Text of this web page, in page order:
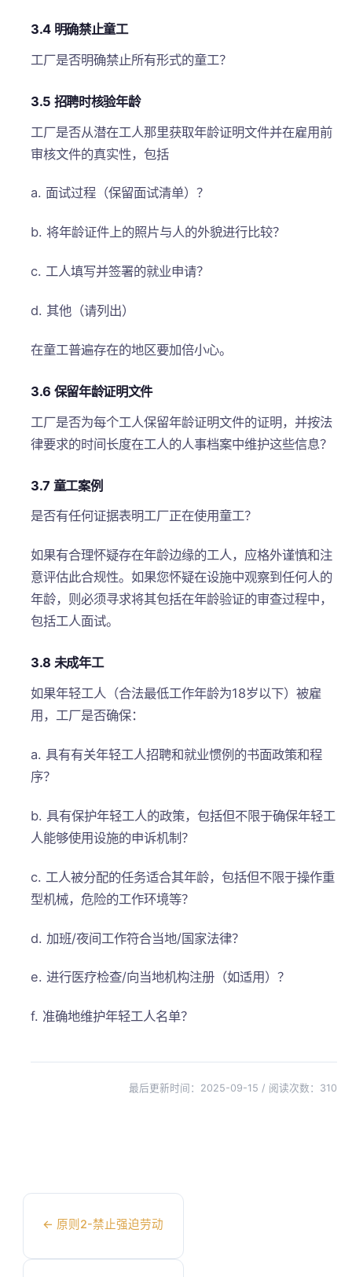
3.4 明确禁止童工
工厂是否明确禁止所有形式的童工？
3.5 招聘时核验年龄
工厂是否从潜在工人那里获取年龄证明文件并在雇用前
审核文件的真实性，包括
a. 面试过程（保留面试清单）？
b. 将年龄证件上的照片与人的外貌进行比较？
c. 工人填写并签署的就业申请？
d. 其他（请列出）
在童工普遍存在的地区要加倍小心。
3.6 保留年龄证明文件
工厂是否为每个工人保留年龄证明文件的证明，并按法
律要求的时间长度在工人的人事档案中维护这些信息？
3.7 童工案例
是否有任何证据表明工厂正在使用童工？
如果有合理怀疑存在年龄边缘的工人，应格外谨慎和注
意评估此合规性。如果您怀疑在设施中观察到任何人的
年龄，则必须寻求将其包括在年龄验证的审查过程中，
包括工人面试。
3.8 未成年工
如果年轻工人（合法最低工作年龄为18岁以下）被雇
用，工厂是否确保：
a. 具有有关年轻工人招聘和就业惯例的书面政策和程
序？
b. 具有保护年轻工人的政策，包括但不限于确保年轻工
人能够使用设施的申诉机制？
c. 工人被分配的任务适合其年龄，包括但不限于操作重
型机械，危险的工作环境等？
d. 加班/夜间工作符合当地/国家法律？
e. 进行医疗检查/向当地机构注册（如适用）？
f. 准确地维护年轻工人名单？
最后更新时间：2025-09-15 / 阅读次数： 310
← 原则2-禁止强迫劳动